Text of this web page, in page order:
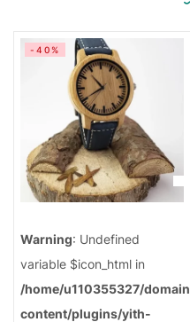
Warning: Undefined
variable $icon_html in
/home/u110355327/
content/plugins/yith-
-40%